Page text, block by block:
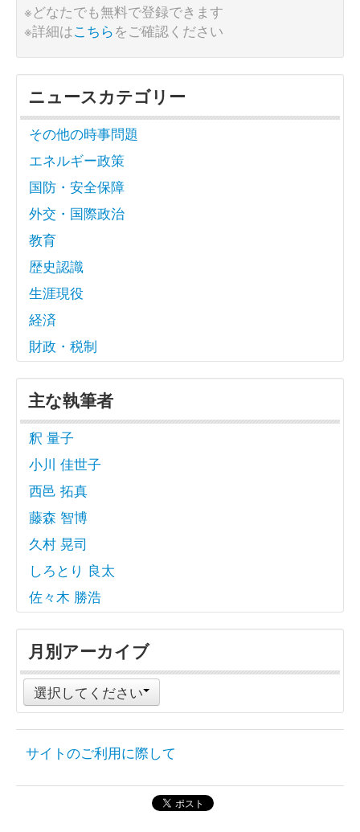
※どなたでも無料で登録できます
※詳細はこちらをご確認ください
ニュースカテゴリー
その他の時事問題
エネルギー政策
国防・安全保障
外交・国際政治
教育
歴史認識
生涯現役
経済
財政・税制
主な執筆者
釈 量子
小川 佳世子
西邑 拓真
藤森 智博
久村 晃司
しろとり 良太
佐々木 勝浩
月別アーカイブ
選択してください
サイトのご利用に際して